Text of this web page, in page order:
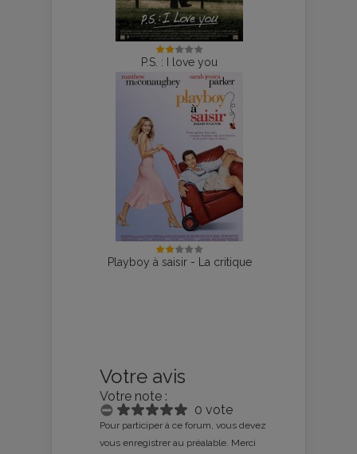
P.S. : I love you
Playboy à saisir - La critique
Votre avis
Votre note :
0 vote
Pour participer à ce forum, vous devez
vous enregistrer au préalable. Merci